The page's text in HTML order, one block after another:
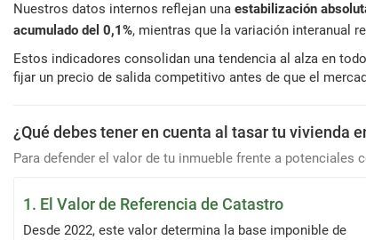
Nuestros datos internos reflejan una estabilización
acumulado del 0,1%, mientras que la variación interanual
Estos indicadores consolidan una tendencia al alza en
fijar un precio de salida competitivo antes de que el
¿Qué debes tener en cuenta al tasar tu vivienda
Para defender el valor de tu inmueble frente a
1. El Valor de Referencia de Catastro
Desde 2022, este valor determina la base imponible de